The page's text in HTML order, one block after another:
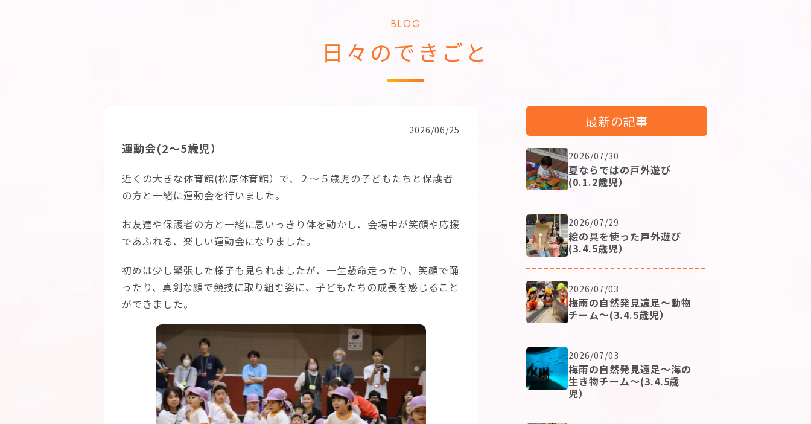
BLOG
日々のできごと
2026/06/25
運動会(2～5歳児）
近くの大きな体育館(松原体育館）で、２～５歳児の子どもたちと保護者
の方と一緒に運動会を行いました。
お友達や保護者の方と一緒に思いっきり体を動かし、会場中が笑顔や応援
であふれる、楽しい運動会になりました。
初めは少し緊張した様子も見られましたが、一生懸命走ったり、笑顔で踊
ったり、真剣な顔で競技に取り組む姿に、子どもたちの成長を感じること
ができました。
最新の記事
2026/07/30
夏ならではの戸外遊び
(0.1.2歳児）
2026/07/29
絵の具を使った戸外遊び
(3.4.5歳児）
2026/07/03
梅雨の自然発見遠足～動物
チーム～(3.4.5歳児）
2026/07/03
梅雨の自然発見遠足～海の
生き物チーム～(3.4.5歳
児）